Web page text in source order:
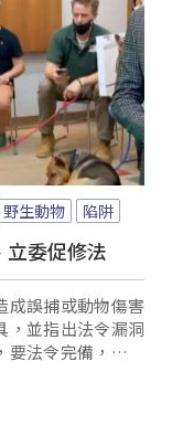
野生動物 陷阱
立委促修法
成誤捕或動物傷害
，並指出法令漏洞
法令完備，動保